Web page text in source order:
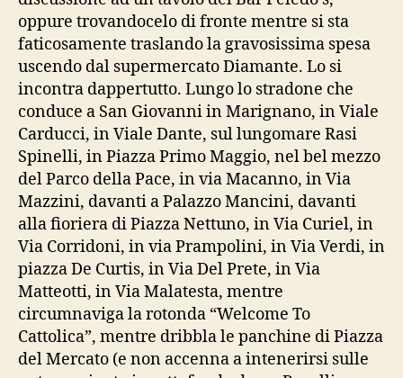
oppure trovandocelo di fronte mentre si sta
faticosamente traslando la gravosissima spesa
uscendo dal supermercato Diamante. Lo si
incontra dappertutto. Lungo lo stradone che
conduce a San Giovanni in Marignano, in Viale
Carducci, in Viale Dante, sul lungomare Rasi
Spinelli, in Piazza Primo Maggio, nel bel mezzo
del Parco della Pace, in via Macanno, in Via
Mazzini, davanti a Palazzo Mancini, davanti
alla fioriera di Piazza Nettuno, in Via Curiel, in
Via Corridoni, in via Prampolini, in Via Verdi, in
piazza De Curtis, in Via Del Prete, in Via
Matteotti, in Via Malatesta, mentre
circumnaviga la rotonda “Welcome To
Cattolica”, mentre dribbla le panchine di Piazza
del Mercato (e non accenna a intenerirsi sulle